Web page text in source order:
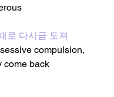
로 다시금 도져
compulsion,
come back